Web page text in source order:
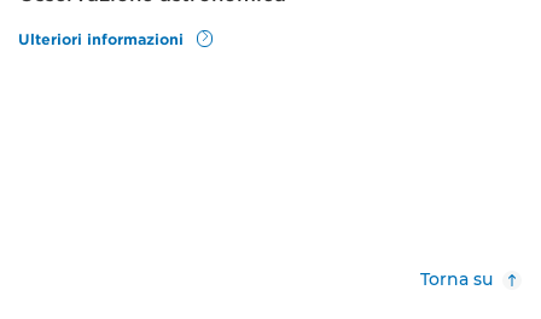
Ulteriori informazioni
Torna su